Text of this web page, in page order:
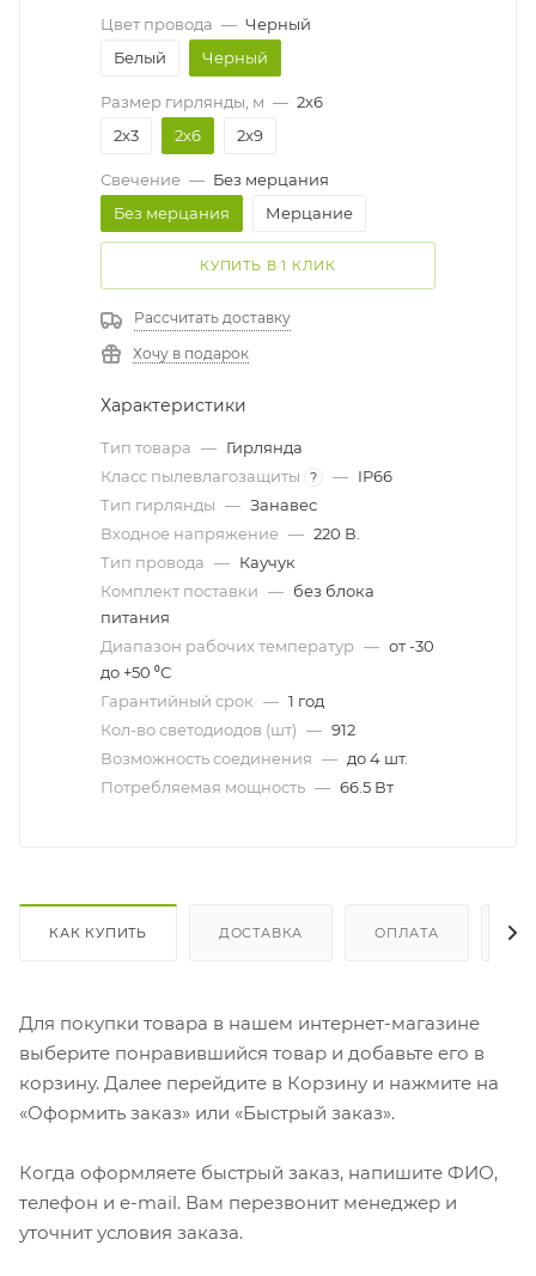
Цвет провода — Черный
Белый
Черный
Размер гирлянды, м — 2x6
2x3
2x6 2x9
Свечение — Без мерцания
Без мерцания
Мерцание
КУПИТЬ В 1 КЛИК
Рассчитать доставку
Хочу в подарок
Характеристики
Тип товара — Гирлянда
Класс пылевлагозащиты
? — IP66
Тип гирлянды — Занавес
Входное напряжение — 220 В.
Тип провода — Каучук
Комплект поставки — без блока
питания
Диапазон рабочих температур — от -30
до +50 ⁰С
Гарантийный срок — 1 год
Кол-во светодиодов (шт) — 912
Возможность соединения — до 4 шт.
Потребляемая мощность — 66.5 Вт
КАК КУПИТЬ ДОСТАВКА ОПЛАТА
Для покупки товара в нашем интернет-магазине
выберите понравившийся товар и добавьте его в
корзину. Далее перейдите в Корзину и нажмите на
«Оформить заказ» или «Быстрый заказ».
Когда оформляете быстрый заказ, напишите ФИО,
телефон и e-mail. Вам перезвонит менеджер и
уточнит условия заказа.